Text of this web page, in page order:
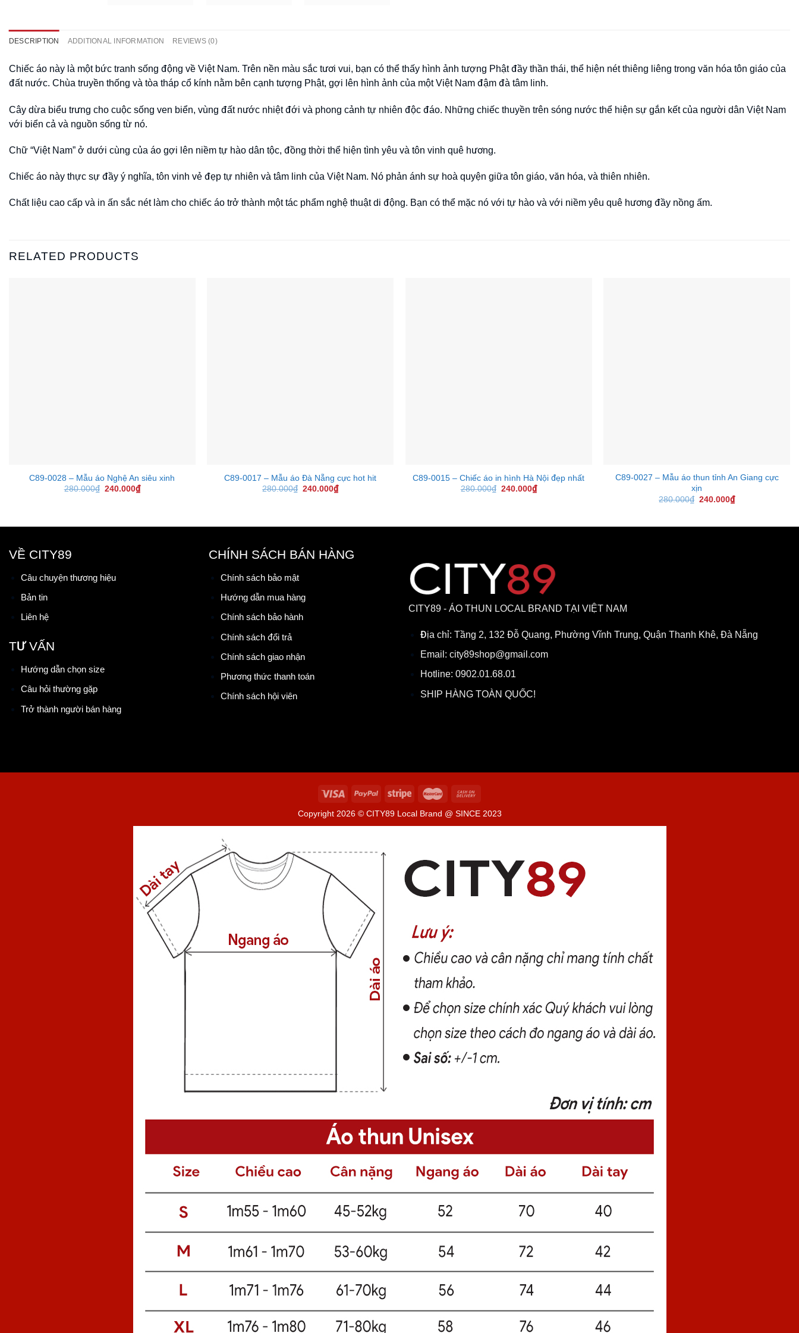
DESCRIPTION ADDITIONAL INFORMATION REVIEWS (0)
Chiếc áo này là một bức tranh sống động về Việt Nam. Trên nền màu sắc tươi vui, bạn có thể thấy hình ảnh tượng Phật đầy thần thái, thể hiện nét thiêng liêng trong văn hóa tôn giáo của
đất nước. Chùa truyền thống và tòa tháp cổ kính nằm bên cạnh tượng Phật, gợi lên hình ảnh của một Việt Nam đậm đà tâm linh.
Cây dừa biểu trưng cho cuộc sống ven biển, vùng đất nước nhiệt đới và phong cảnh tự nhiên độc đáo. Những chiếc thuyền trên sóng nước thể hiện sự gắn kết của người dân Việt Nam
với biển cả và nguồn sống từ nó.
Chữ “Việt Nam” ở dưới cùng của áo gợi lên niềm tự hào dân tộc, đồng thời thể hiện tình yêu và tôn vinh quê hương.
Chiếc áo này thực sự đầy ý nghĩa, tôn vinh vẻ đẹp tự nhiên và tâm linh của Việt Nam. Nó phản ánh sự hoà quyện giữa tôn giáo, văn hóa, và thiên nhiên.
Chất liệu cao cấp và in ấn sắc nét làm cho chiếc áo trở thành một tác phẩm nghệ thuật di động. Bạn có thể mặc nó với tự hào và với niềm yêu quê hương đầy nồng ấm.
RELATED PRODUCTS
C89-0028 – Mẫu áo Nghệ An siêu xinh
280.000₫ Original
240.000₫Current
price
C89-0017 – Mẫu áo Đà Nẵng cực hot hit
280.000₫ Original
240.000₫Current
C89-0015 – Chiếc áo in hình Hà Nội đẹp nhất
280.000₫ Original
240.000₫Current
price
C89-0027 – Mẫu áo thun tỉnh An Giang cực
xịn
280.000₫ Original
240.000₫Current
VỀ CITY89
Câu chuyện thương hiệu
Bản tin
Liên hệ
TƯ VẤN
Hướng dẫn chọn size
Câu hỏi thường gặp
Trở thành người bán hàng
CHÍNH SÁCH BÁN HÀNG
Chính sách bảo mật
Hướng dẫn mua hàng
Chính sách bảo hành
Chính sách đổi trả
Chính sách giao nhận
Phương thức thanh toán
Chính sách hội viên
CITY89 - ÁO THUN LOCAL BRAND TẠI VIỆT NAM
Địa chỉ: Tầng 2, 132 Đỗ Quang, Phường Vĩnh Trung, Quận Thanh Khê, Đà Nẵng
Email: city89shop@gmail.com
Hotline: 0902.01.68.01
SHIP HÀNG TOÀN QUỐC!
Copyright 2026 © CITY89 Local Brand @ SINCE 2023